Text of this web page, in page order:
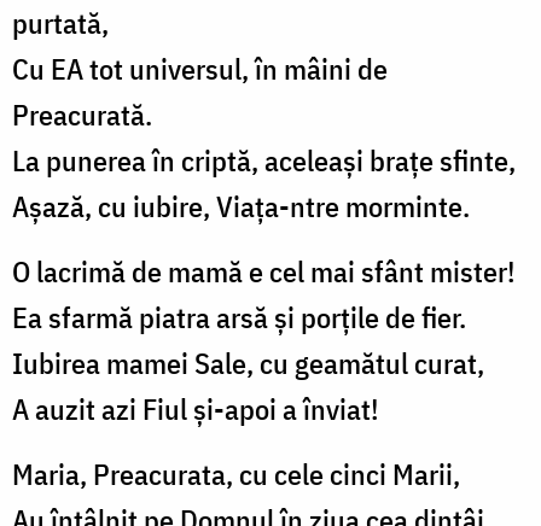
purtată,
Cu EA tot universul, în mâini de
Preacurată.
La punerea în criptă, aceleaşi braţe sfinte,
Aşază, cu iubire, Viaţa-ntre morminte.
O lacrimă de mamă e cel mai sfânt mister!
Ea sfarmă piatra arsă şi porţile de fier.
Iubirea mamei Sale, cu geamătul curat,
A auzit azi Fiul şi-apoi a înviat!
Maria, Preacurata, cu cele cinci Marii,